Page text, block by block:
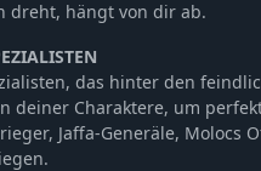
dreht, hängt von dir ab.
das hinter den
deiner Charaktere, um
Jaffa-Generäle, Molocs